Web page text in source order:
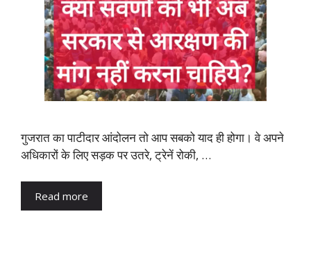
गुजरात का पाटीदार आंदोलन तो आप सबको याद ही होगा। वे अपने
अधिकारों के लिए सड़क पर उतरे, ट्रेनें रोकी, …
Read more